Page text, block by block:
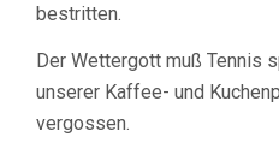
bestritten.
Der Wettergott muß Tennis
unserer Kaffee- und
vergossen.